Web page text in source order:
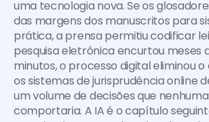
uma tecnologia nova. Se os
das margens dos manuscritos para
prática, a prensa permitiu codificar
pesquisa eletrônica encurtou meses
minutos, o processo digital eliminou
os sistemas de jurisprudência online
um volume de decisões que
comportaria. A IA é o capítulo